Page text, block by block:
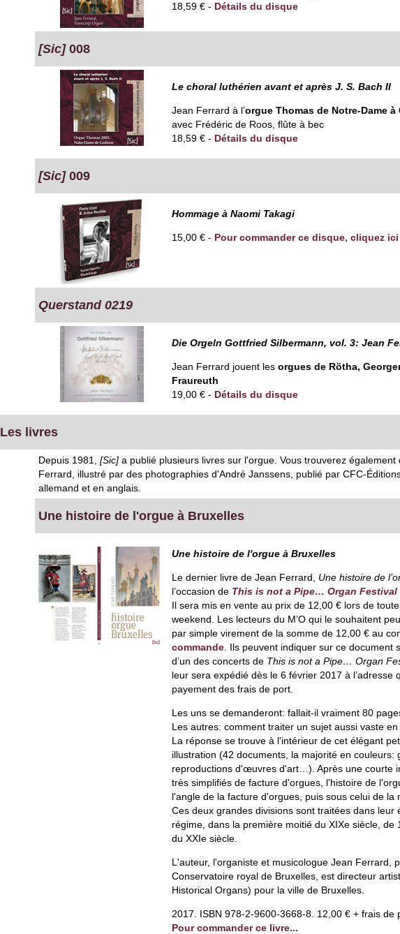
18,59 € - Détails du disque
[Sic]008
Le choral luthérien avant et après J. S. Bach II
Jean Ferrard à l’orgue Thomas de Notre-Dame à
avec Frédéric de Roos, flûte à bec
18,59 € - Détails du disque
[Sic]009
Hommage à Naomi Takagi
15,00 € - Pour commander ce disque, cliquez ici
Querstand 0219
Die Orgeln Gottfried Silbermann, vol. 3: Jean
Jean Ferrard jouent les orgues de Rötha,
Fraureuth
19,00 € - Détails du disque
Les livres
Depuis 1981, [Sic] a publié plusieurs livres sur l'orgue. Vous trouverez
Ferrard, illustré par des photographies d'André Janssens, publié par CFC-
allemand et en anglais.
Une histoire de l'orgue à Bruxelles
Une histoire de l'orgue à Bruxelles
Le dernier livre de Jean Ferrard, Une histoire de
l’occasion de This is not a Pipe… Organ Festival
Il sera mis en vente au prix de 12,00 € lors de
weekend. Les lecteurs du M’O qui le souhaitent
par simple virement de la somme de 12,00 € au
commande . Ils peuvent indiquer sur ce document
d’un des concerts de This is not a Pipe… Organ
leur sera expédié dès le 6 février 2017 à l’adresse
payement des frais de port.
Les uns se demanderont: fallait-il vraiment 80
Les autres: comment traiter un sujet aussi vaste
La réponse se trouve à l'intérieur de cet élégant
illustration (42 documents, la majorité en couleurs:
reproductions d'œuvres d'art…). Après une courte
très simplifiés de facture d'orgues, l'histoire de
l'angle de la facture d'orgues, puis sous celui de la
Ces deux grandes divisions sont traitées dans leur
régime, dans la première moitié du XIXe siècle,
du XXIe siècle.
L'auteur, l'organiste et musicologue Jean Ferrard,
Conservatoire royal de Bruxelles, est directeur
Historical Organs) pour la ville de Bruxelles.
2017. ISBN 978-2-9600-3668-8. 12,00 € + frais de
Pour commander ce livre...